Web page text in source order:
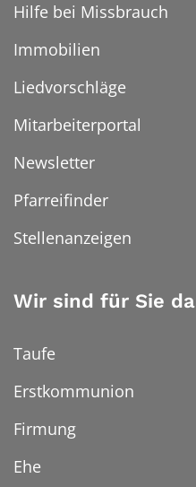
Hilfe bei Missbrauch
Immobilien
Liedvorschläge
Mitarbeiterportal
Newsletter
Pfarreifinder
Stellenanzeigen
Wir sind für Sie da
Taufe
Erstkommunion
Firmung
Ehe